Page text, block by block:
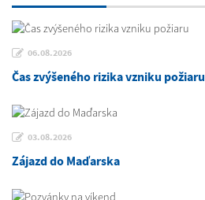
06.08.2026
Čas zvýšeného rizika vzniku požiaru
03.08.2026
Zájazd do Maďarska